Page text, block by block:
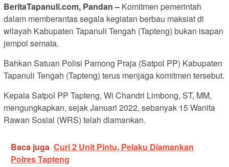
BeritaTapanuli.com, Pandan – Komitmen pemerintah
dalam memberantas segala kegiatan berbau maksiat di
wilayah Kabupaten Tapanuli Tengah (Tapteng) bukan isapan
jempol semata.
Bahkan Satuan Polisi Pamong Praja (Satpol PP) Kabupaten
Tapanuli Tengah (Tapteng) terus menjaga komitmen tersebut.
Kepala Satpol PP Tapteng, Wi Chandri Limbong, ST, MM,
mengungkapkan, sejak Januari 2022, sebanyak 15 Wanita
Rawan Sosial (WRS) telah diamankan.
Baca juga Curi 2 Unit Pintu, Pelaku Diamankan
Polres Tapteng